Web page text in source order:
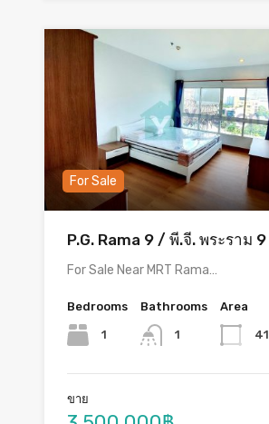
For Sale
P.G. Rama 9 / พี.จี. พระราม 9
For Sale Near MRT Rama…
Bedrooms
1
Bathrooms
1
Area
41
ขาย